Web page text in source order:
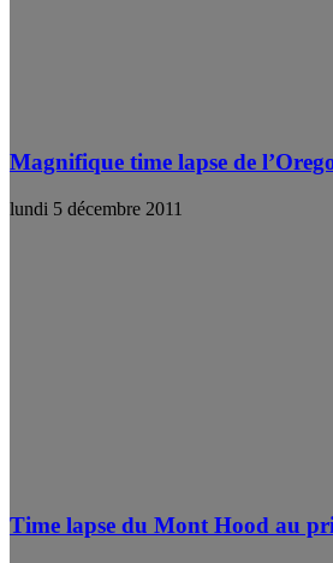
Magnifique time lapse de
lundi 5 décembre 2011
Time lapse du Mont Hood au